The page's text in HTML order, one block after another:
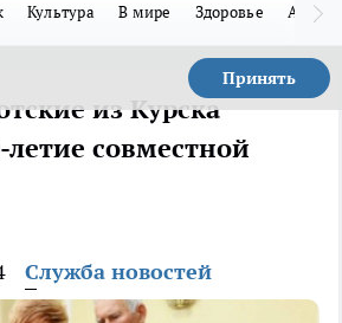
Культура В мире Здоровье Авто
Принять
из Курска
совместной
Служба новостей